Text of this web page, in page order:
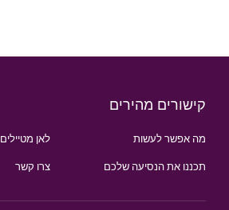
קישורים מהירים
מה אפשר לעשות
תכננו את הנסיעה שלכם
לאן מטיילים
צרו קשר